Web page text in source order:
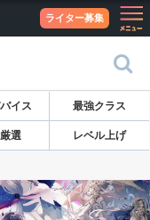
ライター募集
イス 最強クラス
選 レベル上げ